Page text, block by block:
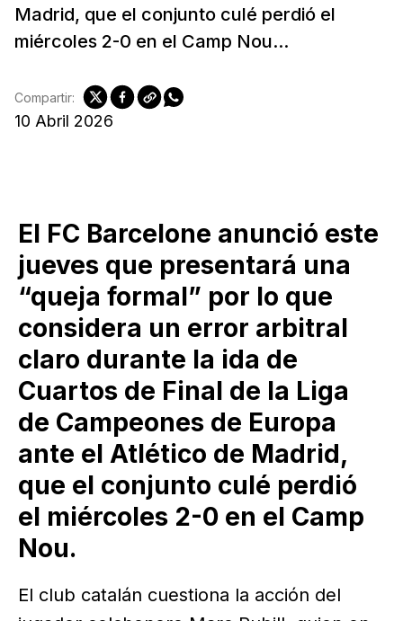
Madrid, que el conjunto culé perdió el
miércoles 2-0 en el Camp Nou...
10 Abril 2026
Compartir:
El FC Barcelone anunció este
jueves que presentará una
“queja formal” por lo que
considera un error arbitral
claro durante la ida de
Cuartos de Final de la Liga
de Campeones de Europa
ante el Atlético de Madrid,
que el conjunto culé perdió
el miércoles 2-0 en el Camp
Nou.
El club catalán cuestiona la acción del